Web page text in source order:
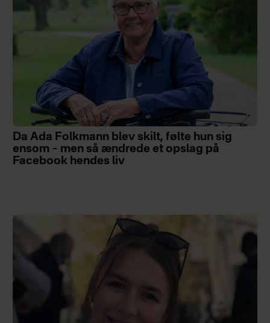
Da Ada Folkmann blev skilt, følte hun sig
ensom – men så ændrede et opslag på
Facebook hendes liv